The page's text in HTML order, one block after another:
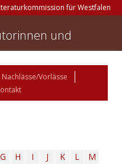
für Westfalen
und
Nachlässe/Vorlässe
G H I J K L
M